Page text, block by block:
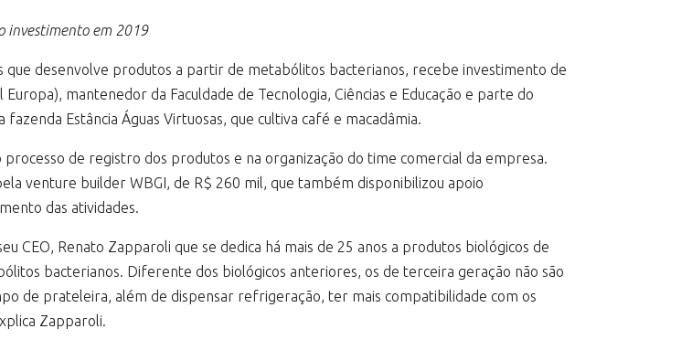
investimento em 2019
que desenvolve produtos a partir de metabólitos bacterianos, recebe investimento de
mantenedor da Faculdade de Tecnologia, Ciências e Educação e parte do
Estância Águas Virtuosas, que cultiva café e macadâmia.
de registro dos produtos e na organização do time comercial da empresa.
venture builder WBGI, de R$ 260 mil, que também disponibilizou apoio
das atividades.
CEO, Renato Zapparoli que se dedica há mais de 25 anos a produtos biológicos de
bacterianos. Diferente dos biológicos anteriores, os de terceira geração não são
de prateleira, além de dispensar refrigeração, ter mais compatibilidade com os
Zapparoli.